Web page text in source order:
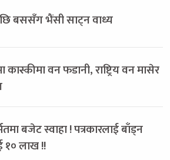
बससँग भैंसी साट्न वाध्य
कास्कीमा वन फडानी, राष्ट्रिय वन मासेर
बजेट स्वाहा ! पत्रकारलाई बाँड्न
१० लाख !!